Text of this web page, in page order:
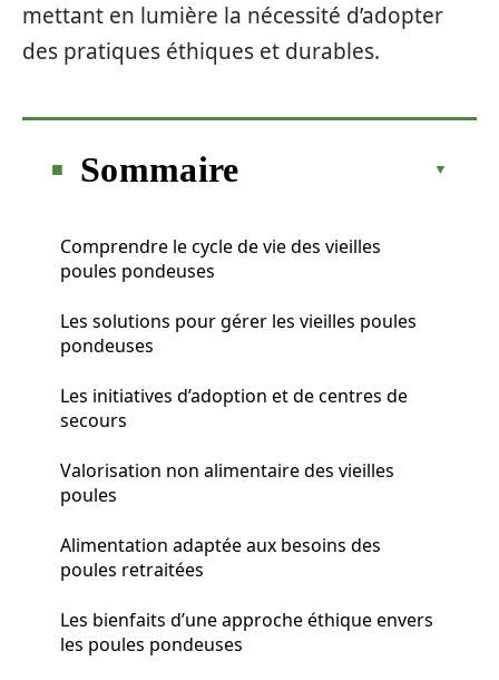
mettant en lumière la nécessité d’adopter
des pratiques éthiques et durables.
Sommaire
Comprendre le cycle de vie des vieilles
poules pondeuses
Les solutions pour gérer les vieilles poules
pondeuses
Les initiatives d’adoption et de centres de
secours
Valorisation non alimentaire des vieilles
poules
Alimentation adaptée aux besoins des
poules retraitées
Les bienfaits d’une approche éthique envers
les poules pondeuses